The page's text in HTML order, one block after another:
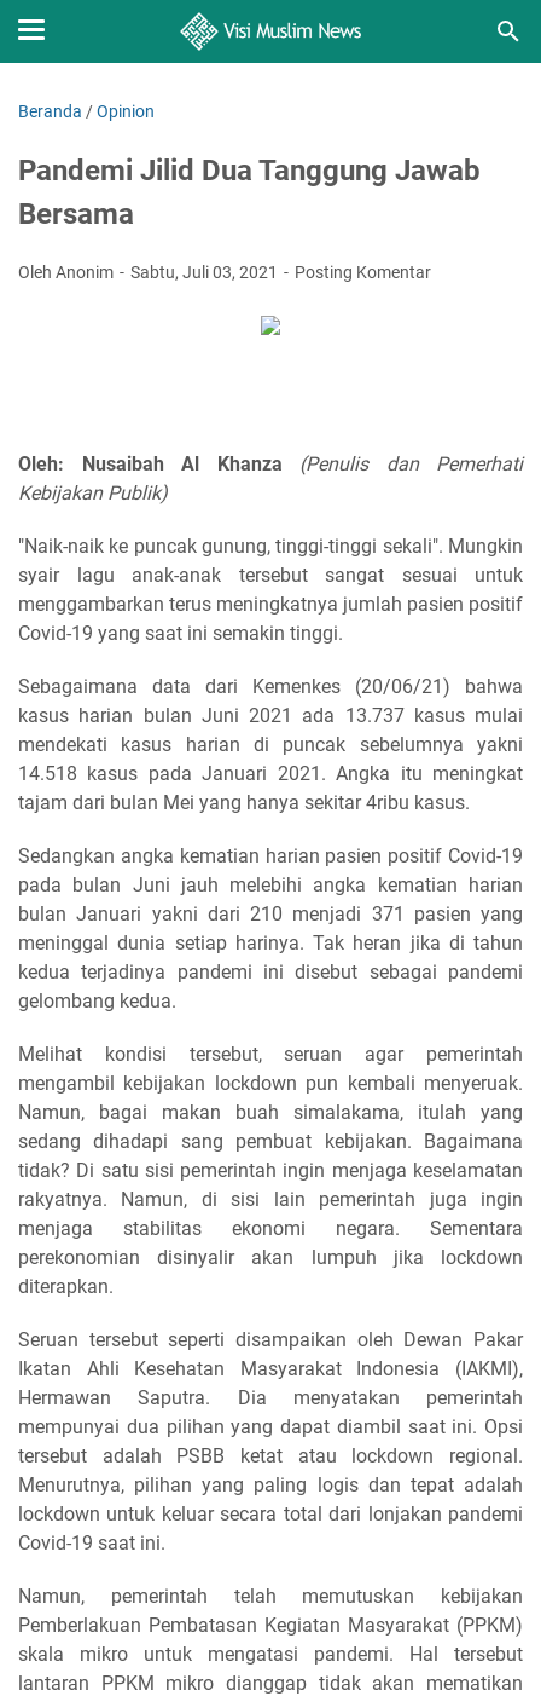
Beranda /Opinion
Pandemi Jilid Dua Tanggung Jawab
Bersama
Oleh Anonim Sabtu, Juli 03, 2021 Posting Komentar
Oleh: Nusaibah Al Khanza
(Penulis dan Pemerhati
Kebijakan Publik)
"Naik-naik ke puncak gunung, tinggi-tinggi sekali". Mungkin
syair lagu anak-anak tersebut sangat sesuai untuk
menggambarkan terus meningkatnya jumlah pasien positif
Covid-19 yang saat ini semakin tinggi.
Sebagaimana data dari Kemenkes (20/06/21) bahwa
kasus harian bulan Juni 2021 ada 13.737 kasus mulai
mendekati kasus harian di puncak sebelumnya yakni
14.518 kasus pada Januari 2021. Angka itu meningkat
tajam dari bulan Mei yang hanya sekitar 4ribu kasus.
Sedangkan angka kematian harian pasien positif Covid-19
pada bulan Juni jauh melebihi angka kematian harian
bulan Januari yakni dari 210 menjadi 371 pasien yang
meninggal dunia setiap harinya. Tak heran jika di tahun
kedua terjadinya pandemi ini disebut sebagai pandemi
gelombang kedua.
Melihat kondisi tersebut, seruan agar pemerintah
mengambil kebijakan lockdown pun kembali menyeruak.
Namun, bagai makan buah simalakama, itulah yang
sedang dihadapi sang pembuat kebijakan. Bagaimana
tidak? Di satu sisi pemerintah ingin menjaga keselamatan
rakyatnya. Namun, di sisi lain pemerintah juga ingin
menjaga stabilitas ekonomi negara. Sementara
perekonomian disinyalir akan lumpuh jika lockdown
diterapkan.
Seruan tersebut seperti disampaikan oleh Dewan Pakar
Ikatan Ahli Kesehatan Masyarakat Indonesia (IAKMI),
Hermawan Saputra. Dia menyatakan pemerintah
mempunyai dua pilihan yang dapat diambil saat ini. Opsi
tersebut adalah PSBB ketat atau lockdown regional.
Menurutnya, pilihan yang paling logis dan tepat adalah
lockdown untuk keluar secara total dari lonjakan pandemi
Covid-19 saat ini.
Namun, pemerintah telah memutuskan kebijakan
Pemberlakuan Pembatasan Kegiatan Masyarakat (PPKM)
skala mikro untuk mengatasi pandemi. Hal tersebut
lantaran PPKM mikro dianggap tidak akan mematikan